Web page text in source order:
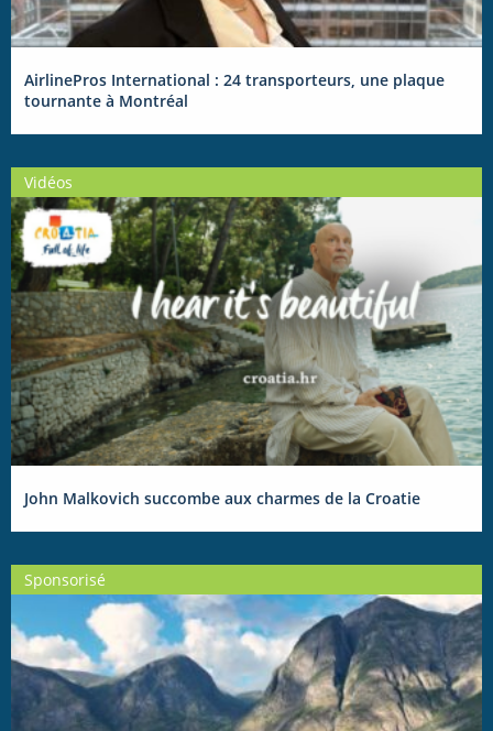
AirlinePros International : 24 transporteurs, une plaque
tournante à Montréal
Vidéos
John Malkovich succombe aux charmes de la Croatie
Sponsorisé